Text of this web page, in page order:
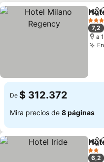
4
7,2
a
De $ 312.372
Mira precios de 8 páginas
2
6,2